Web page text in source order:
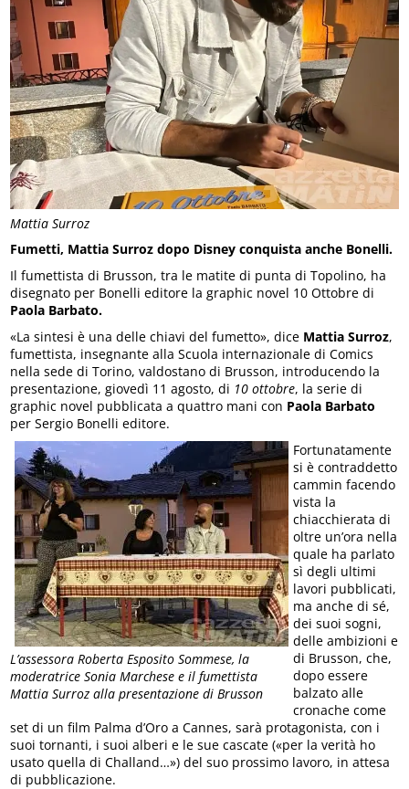
Mattia Surroz
Fumetti, Mattia Surroz dopo Disney conquista anche Bonelli.
Il fumettista di Brusson, tra le matite di punta di Topolino, ha
disegnato per Bonelli editore la graphic novel 10 Ottobre di
Paola Barbato.
«La sintesi è una delle chiavi del fumetto», dice Mattia Surroz,
fumettista, insegnante alla Scuola internazionale di Comics
nella sede di Torino, valdostano di Brusson, introducendo la
presentazione, giovedì 11 agosto, di 10 ottobre, la serie di
graphic novel pubblicata a quattro mani con Paola Barbato
per Sergio Bonelli editore.
L’assessora Roberta Esposito Sommese, la
moderatrice Sonia Marchese e il fumettista
Mattia Surroz alla presentazione di Brusson
Fortunatamente
si è contraddetto
cammin facendo
vista la
chiacchierata di
oltre un’ora nella
quale ha parlato
sì degli ultimi
lavori pubblicati,
ma anche di sé,
dei suoi sogni,
delle ambizioni e
di Brusson, che,
dopo essere
balzato alle
cronache come
set di un film Palma d’Oro a Cannes, sarà protagonista, con i
suoi tornanti, i suoi alberi e le sue cascate («per la verità ho
usato quella di Challand…») del suo prossimo lavoro, in attesa
di pubblicazione.